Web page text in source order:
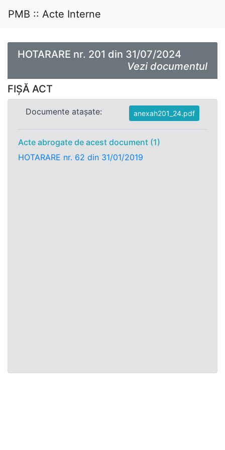
PMB :: Acte Interne
HOTARARE nr. 201 din 31/07/2024
Vezi documentul
FIȘĂ ACT
Documente atașate: anexah201_24.pdf
Acte abrogate de acest document (1)
HOTARARE nr. 62 din 31/01/2019